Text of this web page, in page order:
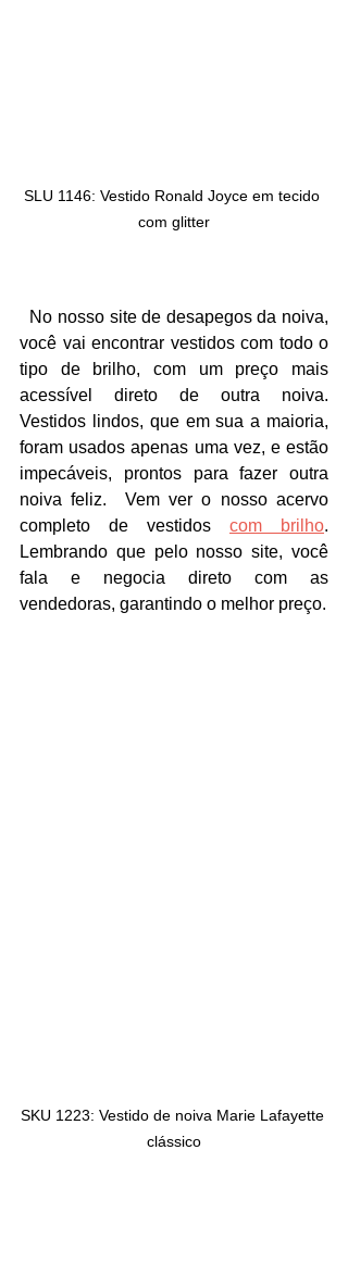
SLU 1146: Vestido Ronald Joyce em tecido
com glitter
você vai encontrar vestidos com todo o
tipo de brilho, com um preço mais
acessível direto de outra noiva.
Vestidos lindos, que em sua a maioria,
foram usados apenas uma vez, e estão
impecáveis, prontos para fazer outra
noiva feliz.  Vem ver o nosso acervo
completo de vestidos com brilho.
Lembrando que pelo nosso site, você
fala e negocia direto com as
vendedoras, garantindo o melhor preço.
SKU 1223: Vestido de noiva Marie Lafayette
clássico